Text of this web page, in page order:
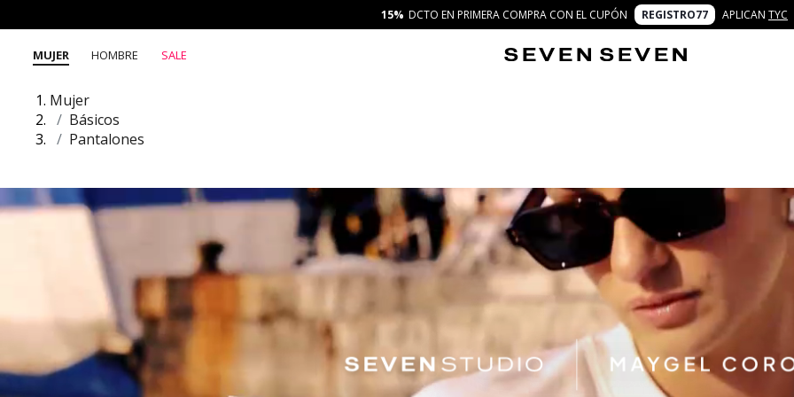
15% DCTO EN PRIMERA COMPRA CON EL CUPÓN REGISTRO77 APLICAN TYC
MUJER HOMBRE SALE
Mujer
Básicos
Pantalones